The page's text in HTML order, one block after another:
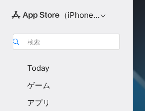
（iPhone向け）
検索
Today
ゲーム
アプリ